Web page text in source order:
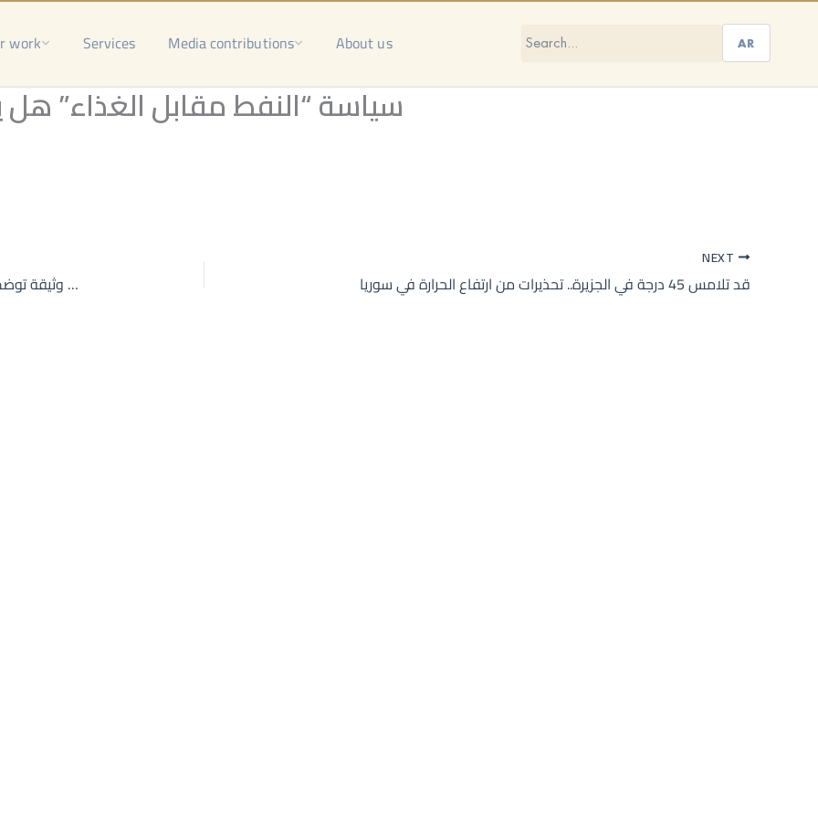
work Services Media contributions About us AR
سياسة “النفط مقابل الغذاء”
تنفق عليهم الملايين.. وثيقة توضح أعداد السوريين الذين يتقاضون رواتب من أمريكا في سوريا
NEXT
قد تلامس 45 درجة في الجزيرة.. تحذيرات من ارتفاع الحرارة في سوريا